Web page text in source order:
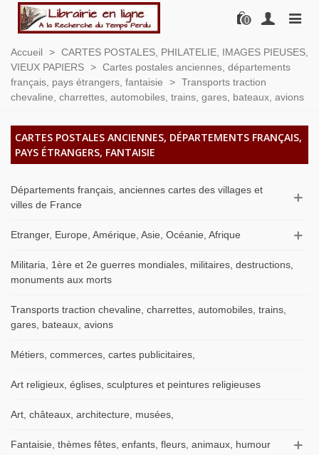
0
Accueil > CARTES POSTALES, PHILATELIE, IMAGES PIEUSES,
VIEUX PAPIERS > Cartes postales anciennes, départements
français, pays étrangers, fantaisie
> Transports traction
chevaline, charrettes, automobiles, trains, gares, bateaux, avions
CARTES POSTALES ANCIENNES, DÉPARTEMENTS FRANÇAIS,
PAYS ÉTRANGERS, FANTAISIE
Départements français, anciennes cartes des villages et
villes de France
Etranger, Europe, Amérique, Asie, Océanie, Afrique
Militaria, 1ère et 2e guerres mondiales, militaires, destructions,
monuments aux morts
Transports traction chevaline, charrettes, automobiles, trains,
gares, bateaux, avions
Métiers, commerces, cartes publicitaires,
Art religieux, églises, sculptures et peintures religieuses
Art, châteaux, architecture, musées,
Fantaisie, thèmes fêtes, enfants, fleurs, animaux, humour